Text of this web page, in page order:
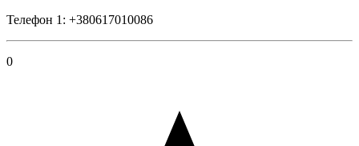
Телефон 1: +380617010086
0